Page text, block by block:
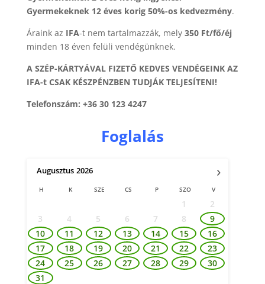
Gyermekeknek 12 éves korig 50%-os kedvezmény.
Áraink az IFA-t nem tartalmazzák, mely 350 Ft/fő/éj
minden 18 éven felüli vendégünknek.
A SZÉP-KÁRTYÁVAL FIZETŐ KEDVES VENDÉGEINK AZ
IFA-t CSAK KÉSZPÉNZBEN TUDJÁK TELJESÍTENI!
Telefonszám: +36 30 123 4247
Foglalás
›
Augusztus 2026
H K SZE CS P SZO V
1
2
3
4 5 6 7 8
9
10
11 12 13 14 15
16
17
18 19 20 21 22
23
24
25 26 27 28 29
30
31